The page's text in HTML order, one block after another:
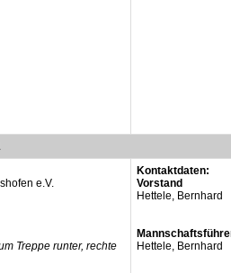
e.V.
Treppe runter, rechte
Kontaktdaten:
Vorstand
Hettele, Bernhard
Hettele, Bernhard